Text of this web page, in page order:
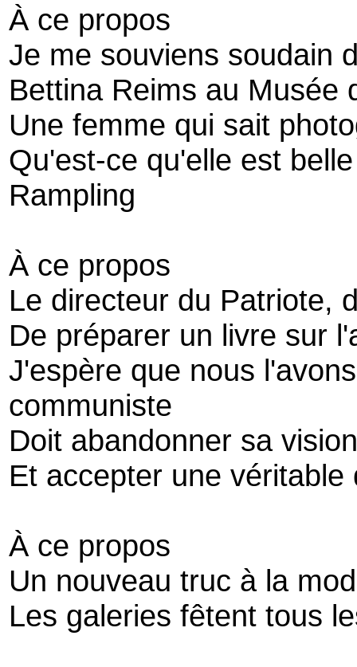
À ce propos
Je me souviens soudain
Bettina Reims au Musée
Une femme qui sait
Qu'est-ce qu'elle est
Rampling
À ce propos
Le directeur du Patriote,
De préparer un livre sur
J'espère que nous
communiste
Doit abandonner sa
Et accepter une
À ce propos
Un nouveau truc à la
Les galeries fêtent tous